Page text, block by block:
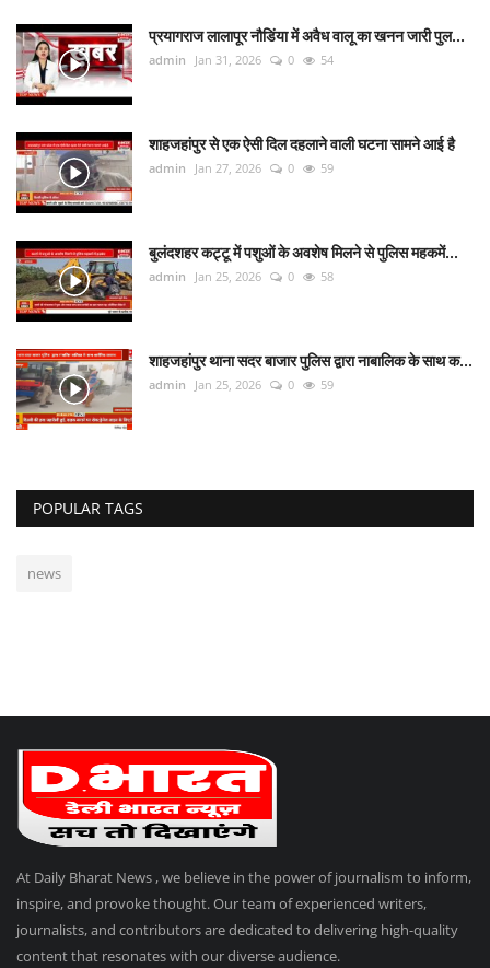
प्रयागराज लालापूर नौडिंया में अवैध वालू का खनन जारी पुल...
admin Jan 31, 2026 0 54
शाहजहांपुर से एक ऐसी दिल दहलाने वाली घटना सामने आई है
admin Jan 27, 2026 0 59
बुलंदशहर कट्टू में पशुओं के अवशेष मिलने से पुलिस महकमें...
admin Jan 25, 2026 0 58
शाहजहांपुर थाना सदर बाजार पुलिस द्वारा नाबालिक के साथ क...
admin Jan 25, 2026 0 59
POPULAR TAGS
news
At Daily Bharat News , we believe in the power of journalism to inform,
inspire, and provoke thought. Our team of experienced writers,
journalists, and contributors are dedicated to delivering high-quality
content that resonates with our diverse audience.